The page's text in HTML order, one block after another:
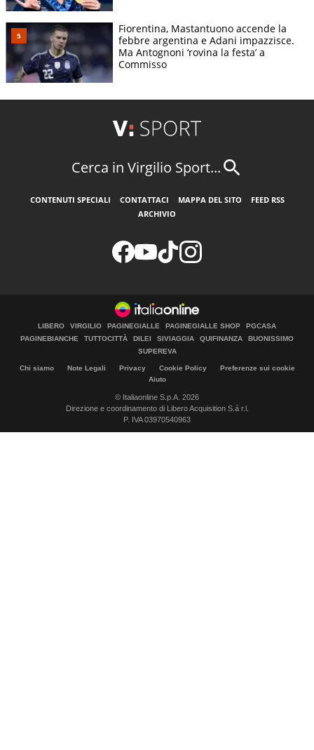
Fiorentina, Mastantuono accende la
febbre argentina e Adani impazzisce.
Ma Antognoni ‘rovina la festa’ a
Commisso
Cerca in Virgilio Sport...
CONTENUTI SPECIALI CONTATTACI MAPPA DEL SITO
FEED RSS
ARCHIVIO
LIBERO VIRGILIO PAGINEGIALLE PAGINEGIALLE SHOP
PGCASA
PAGINEBIANCHE
TUTTOCITTÀ DILEI SIVIAGGIA QUIFINANZA
BUONISSIMO
SUPEREVA
Chi siamo Note Legali Privacy Cookie Policy
Preferenze sui cookie
Aiuto
© Italiaonline S.p.A. 2026
Direzione e coordinamento di Libero Acquisition S.á r.l.
P. IVA 03970540963